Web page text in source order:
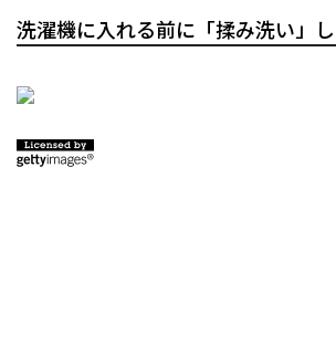
洗濯機に入れる前に「揉み洗い」